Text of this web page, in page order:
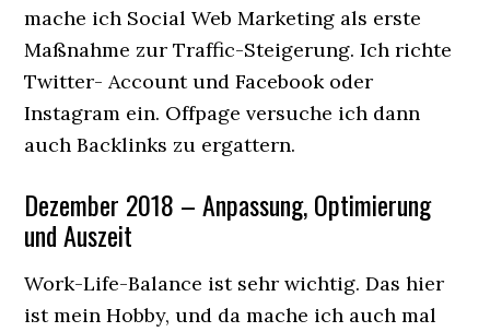
mache ich Social Web Marketing als erste
Maßnahme zur Traffic-Steigerung. Ich richte
Twitter- Account und Facebook oder
Instagram ein. Offpage versuche ich dann
auch Backlinks zu ergattern.
Dezember 2018 – Anpassung, Optimierung
und Auszeit
Work-Life-Balance ist sehr wichtig. Das hier
ist mein Hobby, und da mache ich auch mal